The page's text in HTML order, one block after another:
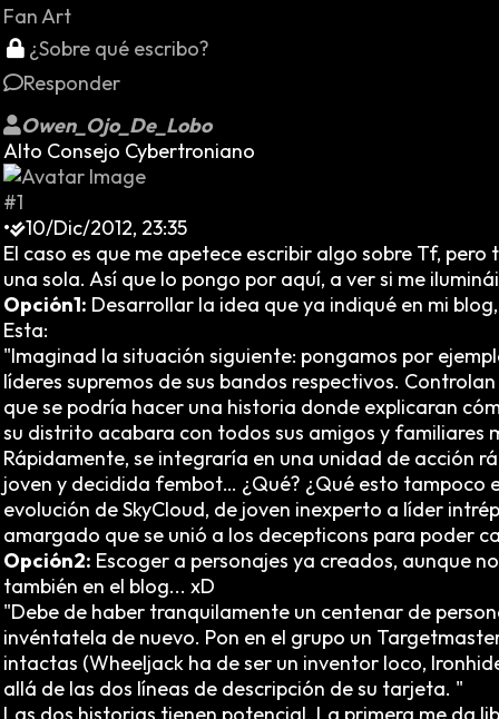
Fan Art
¿Sobre qué escribo?
Responder
Owen_Ojo_De_Lobo
Alto Consejo Cybertroniano
#1
•
10/Dic/2012, 23:35
El caso es que me apetece escribir algo sobre Tf,
una sola. Así que lo pongo por aquí, a ver si me
Opción1: Desarrollar la idea que ya indiqué en mi
Esta:
"Imaginad la situación siguiente: pongamos por
líderes supremos de sus bandos respectivos.
que se podría hacer una historia donde explicaran
su distrito acabara con todos sus amigos y familiares
Rápidamente, se integraría en una unidad de acción
joven y decidida fembot… ¿Qué? ¿Qué esto tampoco
evolución de SkyCloud, de joven inexperto a líder
amargado que se unió a los decepticons para poder
Opción2: Escoger a personajes ya creados, aunque
también en el blog... xD
"Debe de haber tranquilamente un centenar de
invéntatela de nuevo. Pon en el grupo un
intactas (Wheeljack ha de ser un inventor loco,
allá de las dos líneas de descripción de su tarjeta. "